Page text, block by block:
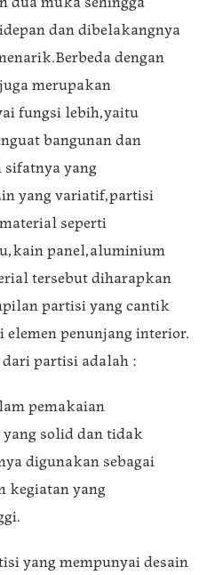
dan dibelakangnya
dengan
merupakan
fungsi lebih,yaitu
bangunan dan
yang
yang variatif,partisi
seperti
panel,aluminium
tersebut diharapkan
partisi yang cantik
elemen penunjang interior.
partisi adalah :
pemakaian
solid dan tidak
digunakan sebagai
kegiatan yang
yang mempunyai desain